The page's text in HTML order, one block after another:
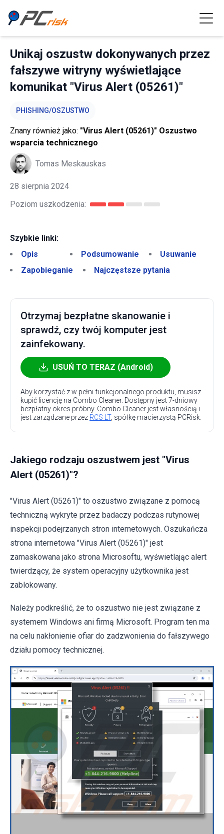
Unikaj oszustw dokonywanych przez
fałszywe witryny wyświetlające
komunikat "Virus Alert (05261)"
PHISHING/OSZUSTWO
Znany również jako: "Virus Alert (05261)" Oszustwo
wsparcia technicznego
Tomas Meskauskas
28 sierpnia 2024
Poziom uszkodzenia:
Szybkie linki:
Opis
Podsumowanie
Usuwanie
Zapobieganie
Najczęstsze pytania
Otrzymaj bezpłatne skanowanie i
sprawdź, czy twój komputer jest
zainfekowany.
USUŃ TO TERAZ (Android)
Aby korzystać z w pełni funkcjonalnego produktu, musisz
kupić licencję na Combo Cleaner. Dostępny jest 7-dniowy
bezpłatny okres próbny. Combo Cleaner jest własnością i
jest zarządzane przez RCS LT, spółkę macierzystą PCRisk.
Jakiego rodzaju oszustwem jest "Virus
Alert (05261)"?
"Virus Alert (05261)" to oszustwo związane z pomocą
techniczną wykryte przez badaczy podczas rutynowej
inspekcji podejrzanych stron internetowych. Oszukańcza
strona internetowa "Virus Alert (05261)" jest
zamaskowana jako strona Microsoftu, wyświetlając alert
twierdzący, że system operacyjny użytkownika jest
zablokowany.
Należy podkreślić, że to oszustwo nie jest związane z
systemem Windows ani firmą Microsoft. Program ten ma
na celu nakłonienie ofiar do zadzwonienia do fałszywego
działu pomocy technicznej.